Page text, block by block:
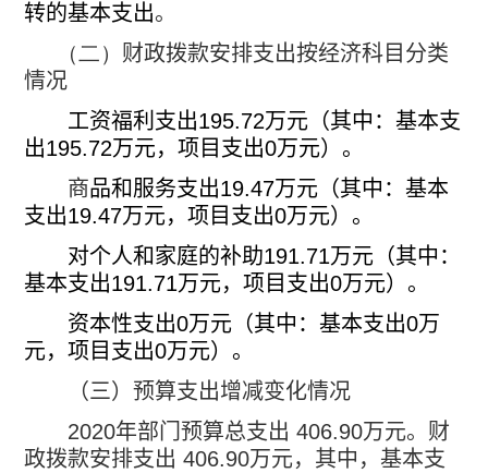
转的基本支出。
（二） 财政拨款安排支出按经济科目分类
情况
工资福利支出195.72万元（其中：基本支
出195.72万元，项目支出0万元）。
商品和服务支出19.47万元（其中：基本
支出19.47万元，项目支出0万元）。
对个人和家庭的补助191.71万元（其中：
基本支出191.71万元，项目支出0万元）。
资本性支出0万元（其中：基本支出0万
元，项目支出0万元）。
（三）预算支出增减变化情况
2020年部门预算总支出 406.90万元。财
政拨款安排支出 406.90万元，其中，基本支